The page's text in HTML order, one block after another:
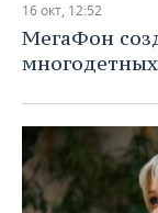
16 окт, 12:52
МегаФон